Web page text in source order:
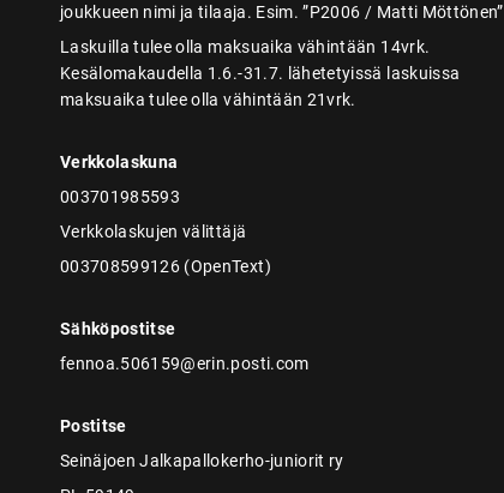
joukkueen nimi ja tilaaja. Esim. ”P2006 / Matti Möttönen”
Laskuilla tulee olla maksuaika vähintään 14vrk.
Kesälomakaudella 1.6.-31.7. lähetetyissä laskuissa
maksuaika tulee olla vähintään 21vrk.
Verkkolaskuna
003701985593
Verkkolaskujen välittäjä
003708599126 (OpenText)
Sähköpostitse
fennoa.506159@erin.posti.com
Postitse
Seinäjoen Jalkapallokerho-juniorit ry